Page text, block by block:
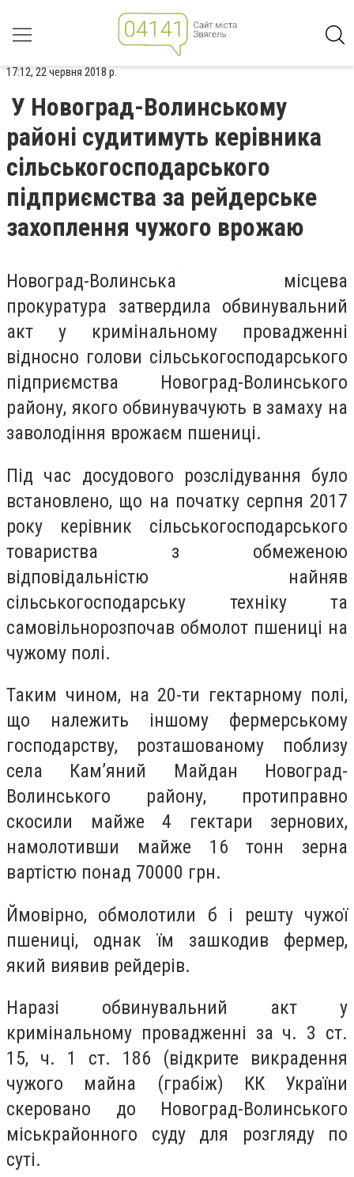
17:12, 22 червня 2018 р.
У Новоград-Волинському
районі судитимуть керівника
сільськогосподарського
підприємства за рейдерське
захоплення чужого врожаю
Новоград-Волинська місцева
прокуратура затвердила обвинувальний
акт у кримінальному провадженні
відносно голови сільськогосподарського
підприємства Новоград-Волинського
району, якого обвинувачують в замаху на
заволодіння врожаєм пшениці.
Під час досудового розслідування було
встановлено, що на початку серпня 2017
року керівник сільськогосподарського
товариства з обмеженою
відповідальністю найняв
сільськогосподарську техніку та
самовільнорозпочав обмолот пшениці на
чужому полі.
Таким чином, на 20-ти гектарному полі,
що належить іншому фермерському
господарству, розташованому поблизу
села Кам’яний Майдан Новоград-
Волинського району, протиправно
скосили майже 4 гектари зернових,
намолотивши майже 16 тонн зерна
вартістю понад 70000 грн.
Ймовірно, обмолотили б і решту чужої
пшениці, однак їм зашкодив фермер,
який виявив рейдерів.
Наразі обвинувальний акт у
кримінальному провадженні за ч. 3 ст.
15, ч. 1 ст. 186 (відкрите викрадення
чужого майна (грабіж) КК України
скеровано до Новоград-Волинського
міськрайонного суду для розгляду по
суті.